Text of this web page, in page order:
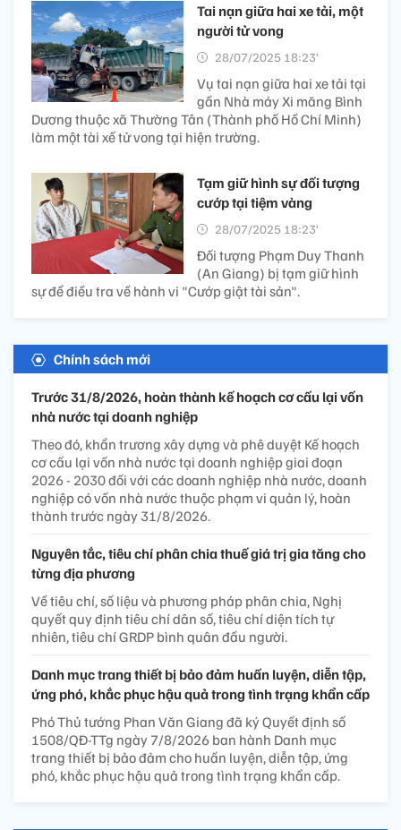
Tai nạn giữa hai xe tải, một
người tử vong
28/07/2025 18:23’
Vụ tai nạn giữa hai xe tải tại
gần Nhà máy Xi măng Bình
Dương thuộc xã Thường Tân (Thành phố Hồ Chí Minh)
làm một tài xế tử vong tại hiện trường.
Tạm giữ hình sự đối tượng
cướp tại tiệm vàng
28/07/2025 18:23’
Đối tượng Phạm Duy Thanh
(An Giang) bị tạm giữ hình
sự để điều tra về hành vi "Cướp giật tài sản".
Chính sách mới
Trước 31/8/2026, hoàn thành kế hoạch cơ cấu lại vốn
nhà nước tại doanh nghiệp
Theo đó, khẩn trương xây dựng và phê duyệt Kế hoạch
cơ cấu lại vốn nhà nước tại doanh nghiệp giai đoạn
2026 - 2030 đối với các doanh nghiệp nhà nước, doanh
nghiệp có vốn nhà nước thuộc phạm vi quản lý, hoàn
thành trước ngày 31/8/2026.
Nguyên tắc, tiêu chí phân chia thuế giá trị gia tăng cho
từng địa phương
Về tiêu chí, số liệu và phương pháp phân chia, Nghị
quyết quy định tiêu chí dân số, tiêu chí diện tích tự
nhiên, tiêu chí GRDP bình quân đầu người.
Danh mục trang thiết bị bảo đảm huấn luyện, diễn tập,
ứng phó, khắc phục hậu quả trong tình trạng khẩn cấp
Phó Thủ tướng Phan Văn Giang đã ký Quyết định số
1508/QĐ-TTg ngày 7/8/2026 ban hành Danh mục
trang thiết bị bảo đảm cho huấn luyện, diễn tập, ứng
phó, khắc phục hậu quả trong tình trạng khẩn cấp.